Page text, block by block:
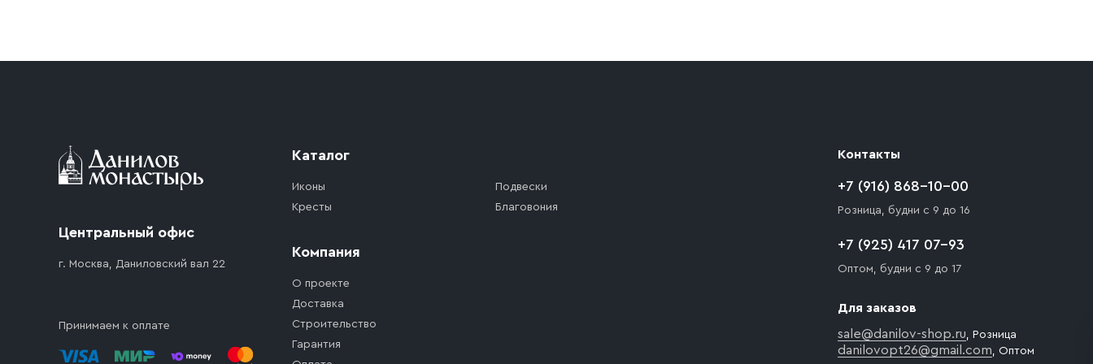
доставка осуществляется до ближайшего места, которое максимально близко к месту запланированной разгрузки товара и не нарушает правила
Центральный офис
г. Москва, Даниловский вал 22
Принимаем к оплате
Каталог
Иконы
Кресты
Подвески
Благовония
Компания
О проекте
Доставка
Строительство
Гарантия
Контакты
+7 (916) 868-10-00
Розница, будни с 9 до 16
+7 (925) 417 07-93
Оптом, будни с 9 до 17
Для заказов
sale@danilov-shop.ru, Розница
danilovopt26@gmail.com, Оптом